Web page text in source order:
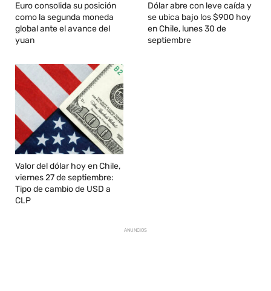
Euro consolida su posición
como la segunda moneda
global ante el avance del
yuan
Dólar abre con leve caída y
se ubica bajo los $900 hoy
en Chile, lunes 30 de
septiembre
Valor del dólar hoy en Chile,
viernes 27 de septiembre:
Tipo de cambio de USD a
CLP
ANUNCIOS